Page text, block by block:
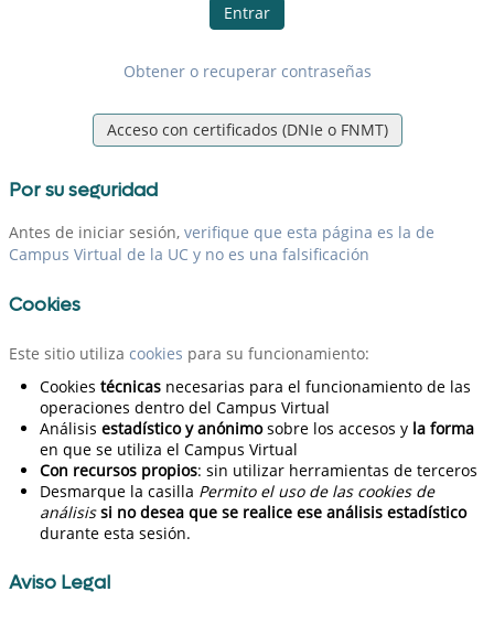
Obtener o recuperar contraseñas
Acceso con certificados (DNIe o FNMT)
Por su seguridad
Antes de iniciar sesión, verifique que esta página es la de
Campus Virtual de la UC y no es una falsificación
Cookies
Este sitio utiliza cookies para su funcionamiento:
Cookies técnicas necesarias para el funcionamiento de las
operaciones dentro del Campus Virtual
Análisis estadístico y anónimosobre los accesos y la forma
en que se utiliza el Campus Virtual
Con recursos propios: sin utilizar herramientas de terceros
Desmarque la casilla Permito el uso de las cookies de
análisis si no desea que se realice ese análisis estadístico
durante esta sesión.
Aviso Legal